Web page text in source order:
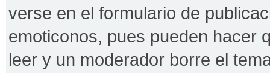
verse en el formulario de
emoticonos, pues pueden hacer
leer y un moderador borre el